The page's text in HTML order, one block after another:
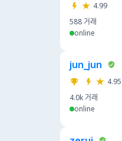
4.99
588 거래
online
jun_jun
4.95
4.0k 거래
online